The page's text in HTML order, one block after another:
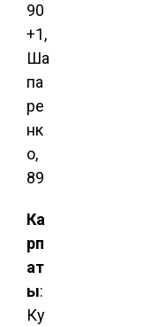
90
+1,
Ша
па
ре
нк
о,
89
Ка
рп
ат
ы:
Ку